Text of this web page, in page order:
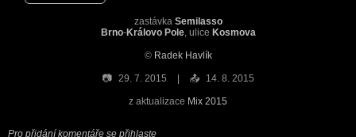
zastávka Semilasso
Brno-Královo Pole, ulice Kosmova
© Radek Havlík
📷 29. 7. 2015 📤 14. 8. 2015
z aktualizace Mix 2015
Pro přidání komentáře se přihlaste